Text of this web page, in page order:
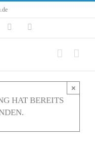
YouTube
HAT BEREITS
×